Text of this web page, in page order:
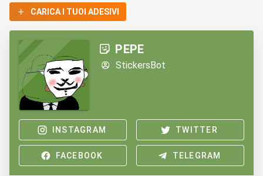
CARICA I TUOI ADESIVI
PEPE
StickersBot
INSTAGRAM TWITTER
FACEBOOK TELEGRAM